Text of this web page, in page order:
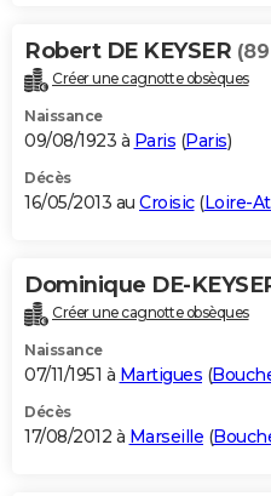
Robert DE KEYSER
Créer une cagnotte obsèques
Naissance
09/08/1923 à Paris (Paris)
Décès
16/05/2013 au Croisic(Loire-
Dominique DE-
Créer une cagnotte obsèques
Naissance
07/11/1951 à Martigues (
Décès
17/08/2012 à Marseille (